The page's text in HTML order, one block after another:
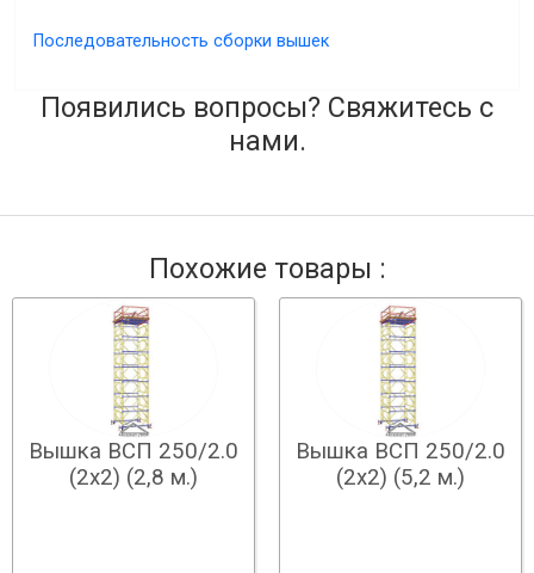
Последовательность сборки вышек
Появились вопросы? Свяжитесь с
нами.
Похожие товары :
Вышка ВСП 250/2.0
(2х2) (2,8 м.)
Вышка ВСП 250/2.0
(2х2) (5,2 м.)